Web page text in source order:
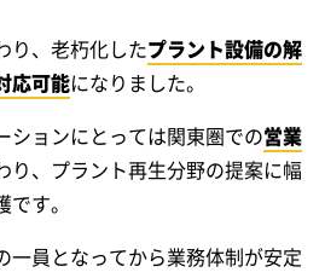
り、老朽化したプラント設備の解
応可能になりました。
ションにとっては関東圏での営業
り、プラント再生分野の提案に幅
す。
一員となってから業務体制が安定